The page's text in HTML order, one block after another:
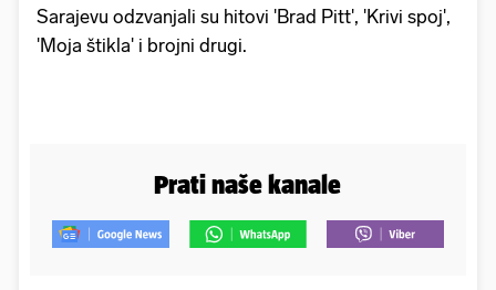
Sarajevu odzvanjali su hitovi 'Brad Pitt', 'Krivi spoj',
'Moja štikla' i brojni drugi.
Prati naše kanale